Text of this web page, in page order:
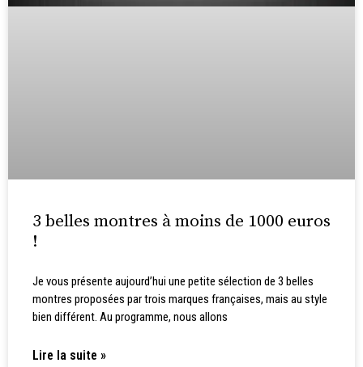
3 belles montres à moins de 1000 euros
!
Je vous présente aujourd’hui une petite sélection de 3 belles
montres proposées par trois marques françaises, mais au style
bien différent. Au programme, nous allons
Lire la suite »